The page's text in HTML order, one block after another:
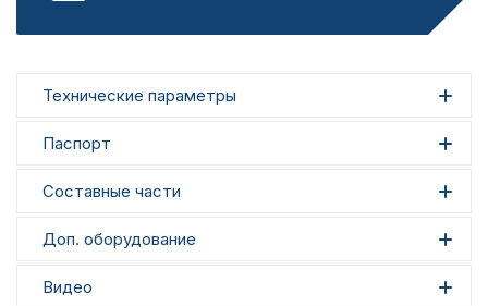
Технические параметры
Паспорт
Составные части
Доп. оборудование
Видео